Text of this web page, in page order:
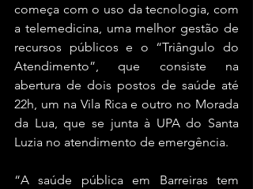
começa com o uso da tecnologia, com
a telemedicina, uma melhor gestão de
recursos públicos e o “Triângulo do
Atendimento”, que consiste na
abertura de dois postos de saúde até
22h, um na Vila Rica e outro no Morada
da Lua, que se junta à UPA do Santa
Luzia no atendimento de emergência.
“A saúde pública em Barreiras tem